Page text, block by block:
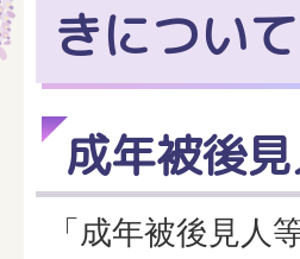
きについて
成年被後
「成年被後見人